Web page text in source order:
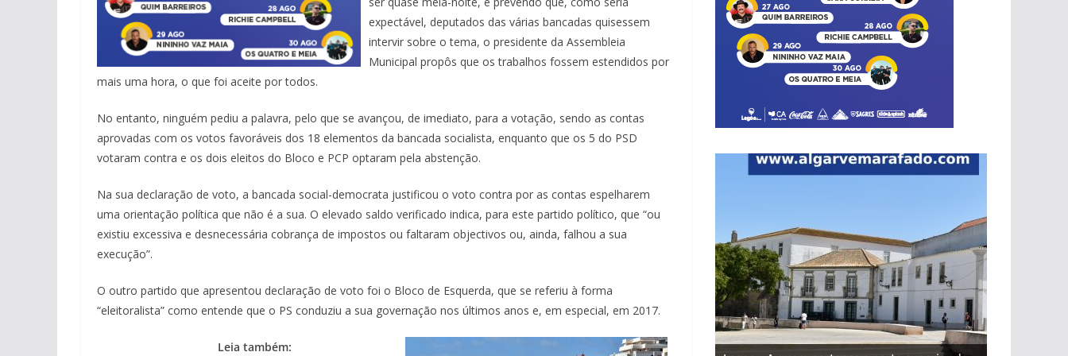
expectável, deputados das várias bancadas quisessem
intervir sobre o tema, o presidente da Assembleia
Municipal propôs que os trabalhos fossem estendidos por
mais uma hora, o que foi aceite por todos.
No entanto, ninguém pediu a palavra, pelo que se avançou, de imediato, para a votação, sendo as contas
aprovadas com os votos favoráveis dos 18 elementos da bancada socialista, enquanto que os 5 do PSD
votaram contra e os dois eleitos do Bloco e PCP optaram pela abstenção.
Na sua declaração de voto, a bancada social-democrata justificou o voto contra por as contas espelharem
uma orientação política que não é a sua. O elevado saldo verificado indica, para este partido político, que “ou
existiu excessiva e desnecessária cobrança de impostos ou faltaram objectivos ou, ainda, falhou a sua
execução”.
O outro partido que apresentou declaração de voto foi o Bloco de Esquerda, que se referiu à forma
“eleitoralista” como entende que o PS conduziu a sua governação nos últimos anos e, em especial, em 2017.
Leia também: